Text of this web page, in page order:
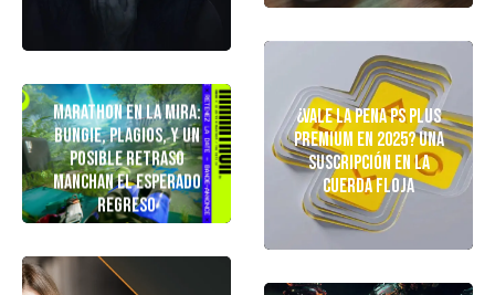
Marathon En La Mira:
Bungie, Plagios, y Un
Posible Retraso
Manchan El Esperado
Regreso
¿Vale la pena PS Plus
Premium en 2025? Una
Suscripción En La
Cuerda Floja